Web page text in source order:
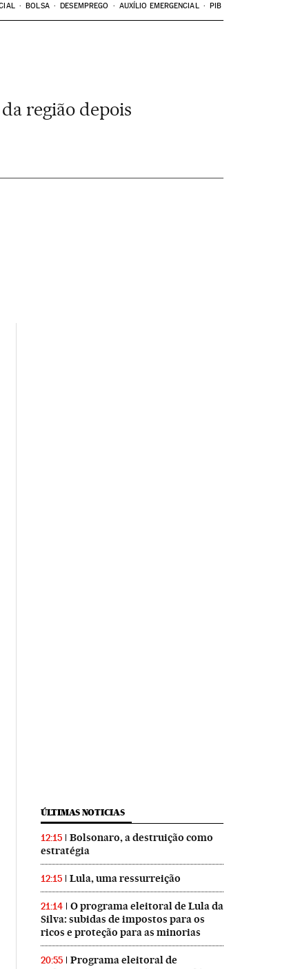
BOLSA DESEMPREGO AUXÍLIO EMERGENCIAL PIB
região depois
ÚLTIMAS NOTICIAS
12:15
Bolsonaro, a destruição como
estratégia
12:15 Lula, uma ressurreição
21:14
O programa eleitoral de Lula da
Silva: subidas de impostos para os
ricos e proteção para as minorias
20:55
Programa eleitoral de